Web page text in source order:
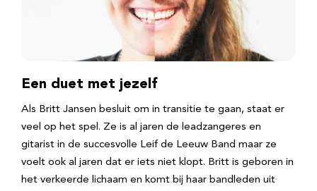
Een duet met jezelf
Als Britt Jansen besluit om in transitie te gaan, staat er
veel op het spel. Ze is al jaren de leadzangeres en
gitarist in de succesvolle Leif de Leeuw Band maar ze
voelt ook al jaren dat er iets niet klopt. Britt is geboren in
het verkeerde lichaam en komt bij haar bandleden uit